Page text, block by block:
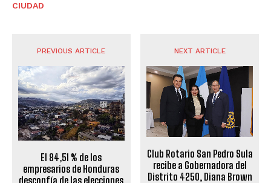
CIUDAD
PREVIOUS ARTICLE
El 84,51 % de los
empresarios de Honduras
desconfía de las elecciones
NEXT ARTICLE
Club Rotario San Pedro Sula
recibe a Gobernadora del
Distrito 4250, Diana Brown